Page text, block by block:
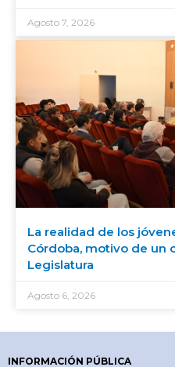
Agosto 7, 2026
La realidad de los
Córdoba, motivo de un
Legislatura
Agosto 6, 2026
INFORMACIÓN PÚBLICA